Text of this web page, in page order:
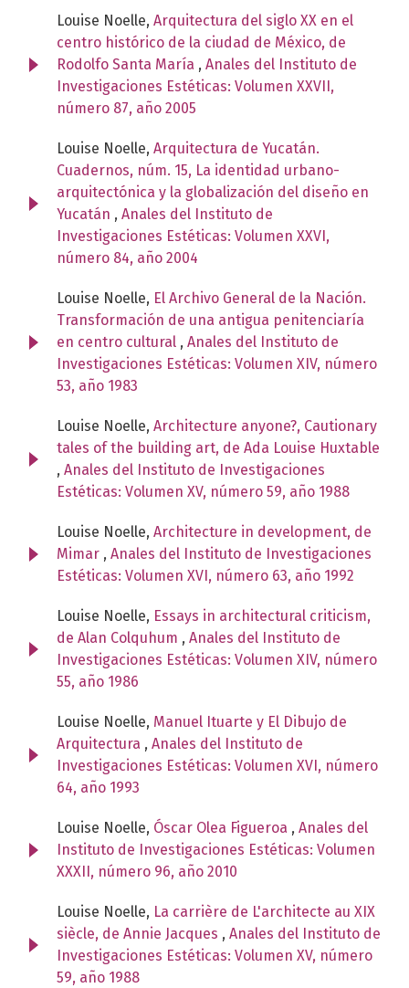
Louise Noelle, Arquitectura del siglo XX en el
centro histórico de la ciudad de México, de
Rodolfo Santa María , Anales del Instituto de
Investigaciones Estéticas: Volumen XXVII,
número 87, año 2005
Louise Noelle, Arquitectura de Yucatán.
Cuadernos, núm. 15, La identidad urbano-
arquitectónica y la globalización del diseño en
Yucatán , Anales del Instituto de
Investigaciones Estéticas: Volumen XXVI,
número 84, año 2004
Louise Noelle, El Archivo General de la Nación.
Transformación de una antigua penitenciaría
en centro cultural , Anales del Instituto de
Investigaciones Estéticas: Volumen XIV, número
53, año 1983
Louise Noelle, Architecture anyone?, Cautionary
tales of the building art, de Ada Louise Huxtable
, Anales del Instituto de Investigaciones
Estéticas: Volumen XV, número 59, año 1988
Louise Noelle, Architecture in development, de
Mimar , Anales del Instituto de Investigaciones
Estéticas: Volumen XVI, número 63, año 1992
Louise Noelle, Essays in architectural criticism,
de Alan Colquhum , Anales del Instituto de
Investigaciones Estéticas: Volumen XIV, número
55, año 1986
Louise Noelle, Manuel Ituarte y El Dibujo de
Arquitectura , Anales del Instituto de
Investigaciones Estéticas: Volumen XVI, número
64, año 1993
Louise Noelle, Óscar Olea Figueroa , Anales del
Instituto de Investigaciones Estéticas: Volumen
XXXII, número 96, año 2010
Louise Noelle, La carrière de L'architecte au XIX
siècle, de Annie Jacques , Anales del Instituto de
Investigaciones Estéticas: Volumen XV, número
59, año 1988